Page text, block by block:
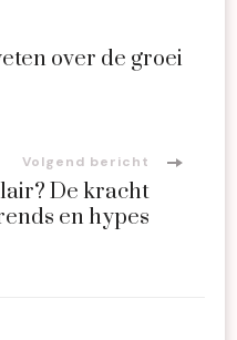
over de groei
Volgend bericht
De kracht
en hypes